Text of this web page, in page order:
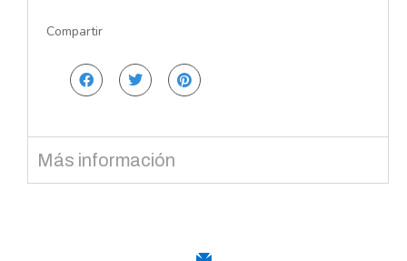
Compartir
Más información